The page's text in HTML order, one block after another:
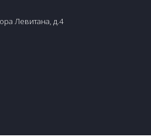
Левитана, д.4